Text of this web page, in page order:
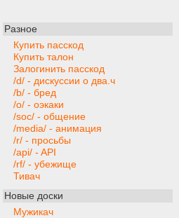
Разное
Купить пасскод
Купить талон
Залогинить пасскод
/d/ - дискуссии о два.ч
/b/ - бред
/o/ - оэкаки
/soc/ - общение
/media/ - анимация
/r/ - просьбы
/api/ - API
/rf/ - убежище
Тивач
Новые доски
Мужикач